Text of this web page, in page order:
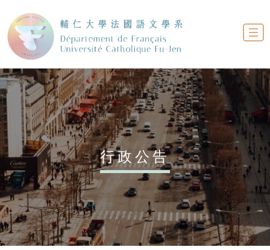
行政公告